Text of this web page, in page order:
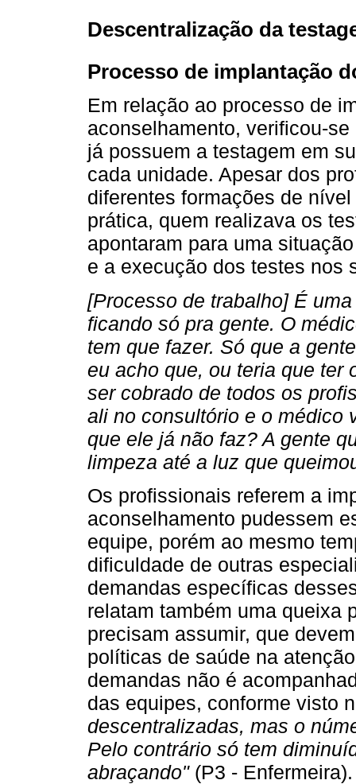
Descentralização da
Processo de implantação
Em relação ao processo de
aconselhamento, verificou-
já possuem a testagem em
cada unidade. Apesar dos
diferentes formações de
prática, quem realizava os
apontaram para uma
e a execução dos testes nos
[Processo de trabalho] É
ficando só pra gente. O
tem que fazer. Só que a
eu acho que, ou teria que ter
ser cobrado de todos os
ali no consultório e o médico
que ele já não faz? A gente
limpeza até a luz que
Os profissionais referem a
aconselhamento pudessem
equipe, porém ao mesmo
dificuldade de outras
demandas específicas
relatam também uma queixa
precisam assumir, que
políticas de saúde na
demandas não é
das equipes, conforme visto
descentralizadas, mas o
Pelo contrário só tem
abraçando"(P3 - Enfermeira).